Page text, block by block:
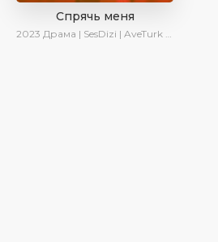
Спрячь меня
2023 Драма | SesDizi | AveTurk | AlisaDirilis | Сериалы 2023